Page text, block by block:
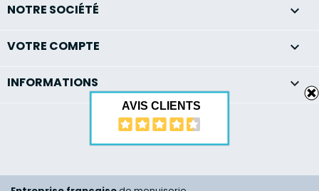
NOTRE SOCIÉTÉ 
VOTRE COMPTE 
INFORMATIONS keyboard_arrow_down
AVIS CLIENTS